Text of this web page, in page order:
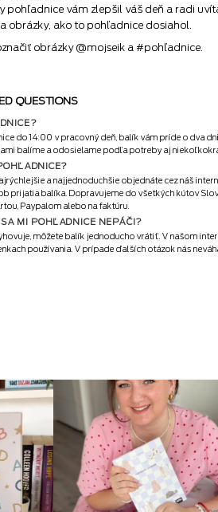
pohľadnice vám zlepšil váš deň a radi
obrázky, ako to pohľadnice dosiahol.
obrázky @mojseik a #pohľadnice.
QUESTIONS
do 14:00 v pracovný deň, balík vám príde o dva
balíme a odosielame podľa potreby aj
a najjednoduchšie objednáte cez náš
prijatia balíka. Dopravujeme do všetkých kútov
Paypalom alebo na faktúru.
MI POHĽADNICE NEPÁČI?
môžete balík jednoducho vrátiť. V našom
používania. V prípade ďalších otázok nás